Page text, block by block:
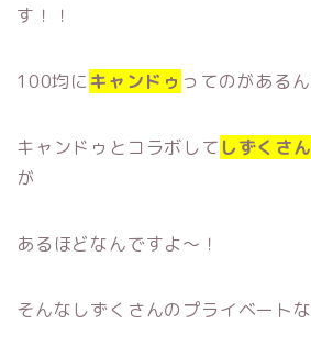
す！！
100均に キャンドゥ ってのがあるん
キャンドゥとコラボして しずくさ
が
あるほどなんですよ〜！
そんなしずくさんのプライベート